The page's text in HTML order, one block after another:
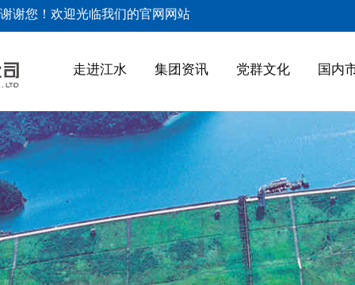
谢谢您！欢迎光临我们的官网网站
走进江水 集团资讯 党群文化 国内